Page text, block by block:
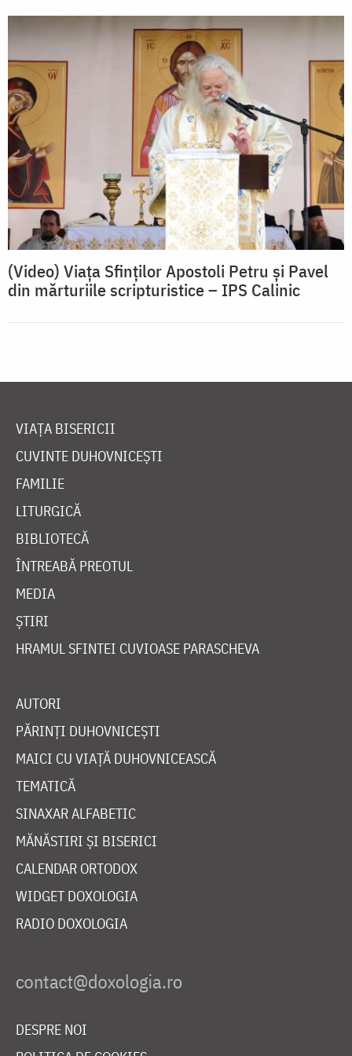
(Video) Viața Sfinților Apostoli Petru și Pavel
din mărturiile scripturistice – IPS Calinic
VIAȚA BISERICII
CUVINTE DUHOVNICEȘTI
FAMILIE
LITURGICĂ
BIBLIOTECĂ
ÎNTREABĂ PREOTUL
MEDIA
ȘTIRI
HRAMUL SFINTEI CUVIOASE PARASCHEVA
AUTORI
PĂRINȚI DUHOVNICEȘTI
MAICI CU VIAȚĂ DUHOVNICEASCĂ
TEMATICĂ
SINAXAR ALFABETIC
MĂNĂSTIRI ȘI BISERICI
CALENDAR ORTODOX
WIDGET DOXOLOGIA
RADIO DOXOLOGIA
DESPRE NOI